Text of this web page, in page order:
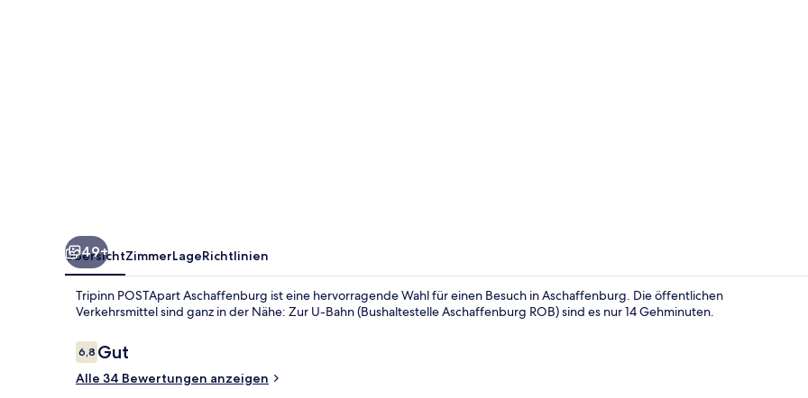
49+
ÜbersichtZimmerLageRichtlinien
Tripinn POSTApart Aschaffenburg ist eine hervorragende Wahl für einen Besuch in Aschaffenburg. Die öffentlichen
Verkehrsmittel sind ganz in der Nähe: Zur U-Bahn (Bushaltestelle Aschaffenburg ROB) sind es nur 14 Gehminuten.
Bewertungen
6,86,8 von 10.
Gut
Alle 34 Bewertungen anzeigen